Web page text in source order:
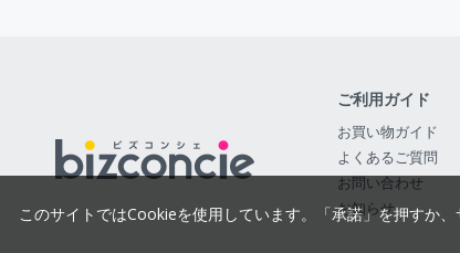
ご利用ガイド
お買い物ガイド
よくあるご質問
お問い合わせ
お知らせ
このサイトではCookieを使用しています。「承諾」を押すか